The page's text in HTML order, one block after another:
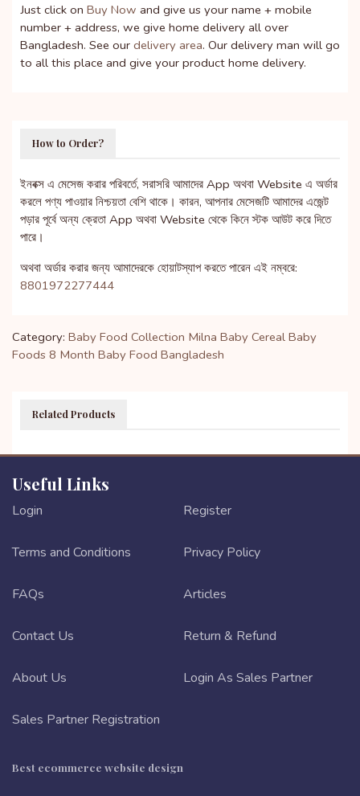
Just click on Buy Now and give us your name + mobile
number + address, we give home delivery all over
Bangladesh. See our delivery area. Our delivery man will go
to all this place and give your product home delivery.
How to Order?
ইনবক্স এ মেসেজ করার পরিবর্তে, সরাসরি আমাদের App অথবা Website এ অর্ডার
করলে পণ্য পাওয়ার নিশ্চয়তা বেশি থাকে। কারন, আপনার মেসেজটি আমাদের এজেন্ট
পড়ার পূর্বে অন্য ক্রেতা App অথবা Website থেকে কিনে স্টক আউট করে দিতে
পারে।
অথবা অর্ডার করার জন্য আমাদেরকে হোয়াটস্যাপ করতে পারেন এই নম্বরে:
8801972277444
Category: Baby Food Collection Milna Baby Cereal Baby
Foods 8 Month Baby Food Bangladesh
Related Products
Useful Links
Login Register
Terms and Conditions Privacy Policy
FAQs Articles
Contact Us Return & Refund
About Us Login As Sales Partner
Sales Partner Registration
Best ecommerce website design